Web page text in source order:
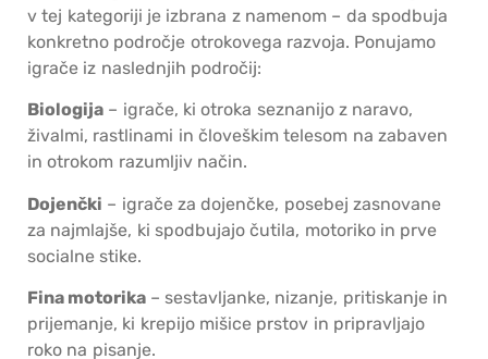
v tej kategoriji je izbrana z namenom – da spodbuja
konkretno področje otrokovega razvoja. Ponujamo
igrače iz naslednjih področij:
Biologija – igrače, ki otroka seznanijo z naravo,
živalmi, rastlinami in človeškim telesom na zabaven
in otrokom razumljiv način.
Dojenčki – igrače za dojenčke, posebej zasnovane
za najmlajše, ki spodbujajo čutila, motoriko in prve
socialne stike.
Fina motorika – sestavljanke, nizanje, pritiskanje in
prijemanje, ki krepijo mišice prstov in pripravljajo
roko na pisanje.